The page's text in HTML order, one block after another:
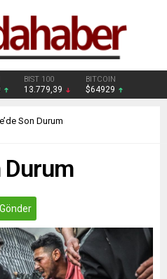
BIST 100
13.779,39
BITCOIN
$64929
Son Durum
Durum
Gönder